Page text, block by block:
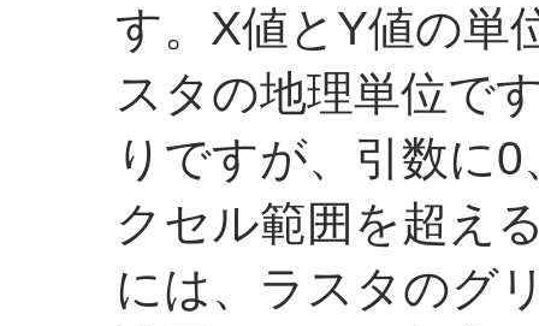
す。X値とY値の単
スタの地理単位で
りですが、引数に
クセル範囲を超え
には、ラスタのグ